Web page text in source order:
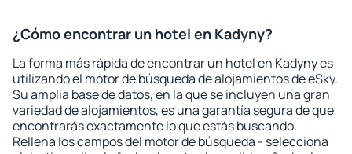
¿Cómo encontrar un hotel en Kadyny?
La forma más rápida de encontrar un hotel en Kadyny es
utilizando el motor de búsqueda de alojamientos de eSky.
Su amplia base de datos, en la que se incluyen una gran
variedad de alojamientos, es una garantía segura de que
encontrarás exactamente lo que estás buscando.
Rellena los campos del motor de búsqueda - selecciona